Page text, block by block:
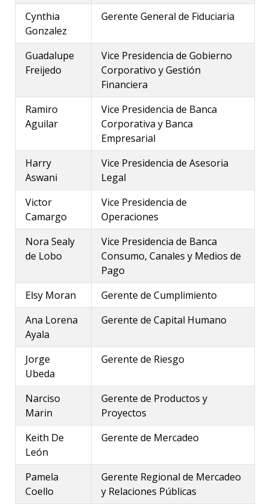
Accidentes Personales
Multiasistencia
Préstamos
Préstamos Autos
Préstamos Educativos
Canales Alternos
ATM LAFISE
Transferencias interbancarias vía ACH
Envío Veloz
Chatbot Lia
Lafise Móvil
Lafise ID
Servired
Promociones
Tarjetas de Crédito
Tarjetas de Débito
Tarjeta Prepago
Tarjetas Prepago Joven
Tarjetas Prepago Virtual
Canje de Puntos LAFISE
Contratos y reglamentos
Comercios Afiliados
Financiamiento
Programas de Financiamiento
Cobranza
Líneas de sobregiro
Tarjeta Corporativa / Monibyte
Pagos
Bancanet 3.0
LAFISE Connect
Cuenta Proveedores
Monibyte
Plan Nómina
Cuentas Empresariales
Acceso en Línea
LAFISE Advisor App
BlackDiamond
Financiamiento Exclusivo
Préstamo Auto
Préstamos Hipotecarios
Tarjeta de Crédito
Cynthia
Gonzalez
Gerente General de Fiduciaria
Guadalupe
Freijedo
Vice Presidencia de Gobierno
Corporativo y Gestión
Financiera
Ramiro
Aguilar
Vice Presidencia de Banca
Corporativa y Banca
Empresarial
Harry
Aswani
Vice Presidencia de Asesoria
Legal
Victor
Camargo
Vice Presidencia de
Operaciones
Nora Sealy
de Lobo
Vice Presidencia de Banca
Consumo, Canales y Medios de
Pago
Elsy Moran
Gerente de Cumplimiento
Ana Lorena
Ayala
Gerente de Capital Humano
Jorge
Ubeda
Gerente de Riesgo
Narciso
Marin
Gerente de Productos y
Proyectos
Keith De
León
Gerente de Mercadeo
Pamela
Coello
Gerente Regional de Mercadeo
y Relaciones Públicas